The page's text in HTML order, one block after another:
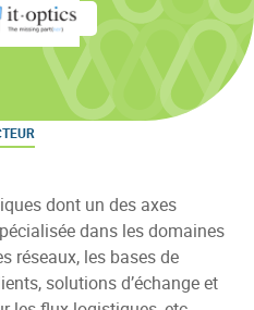
dont un des axes
dans les domaines
réseaux, les bases de
solutions d’échange et